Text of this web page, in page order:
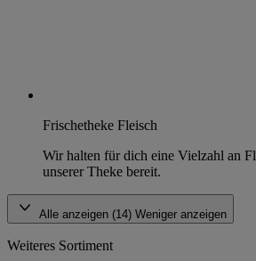
Frischetheke Fleisch
Wir halten für dich eine Vielzahl an
unserer Theke bereit.
Alle anzeigen (14) Weniger anzeigen
Weiteres Sortiment